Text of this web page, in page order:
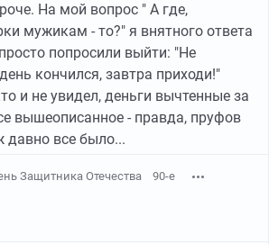
На мой вопрос " А где,
мужикам - то?" я внятного ответа
попросили выйти: "Не
кончился, завтра приходи!"
и не увидел, деньги вычтенные за
вышеописанное - правда, пруфов
давно все было...
Защитника Отечества 90-е